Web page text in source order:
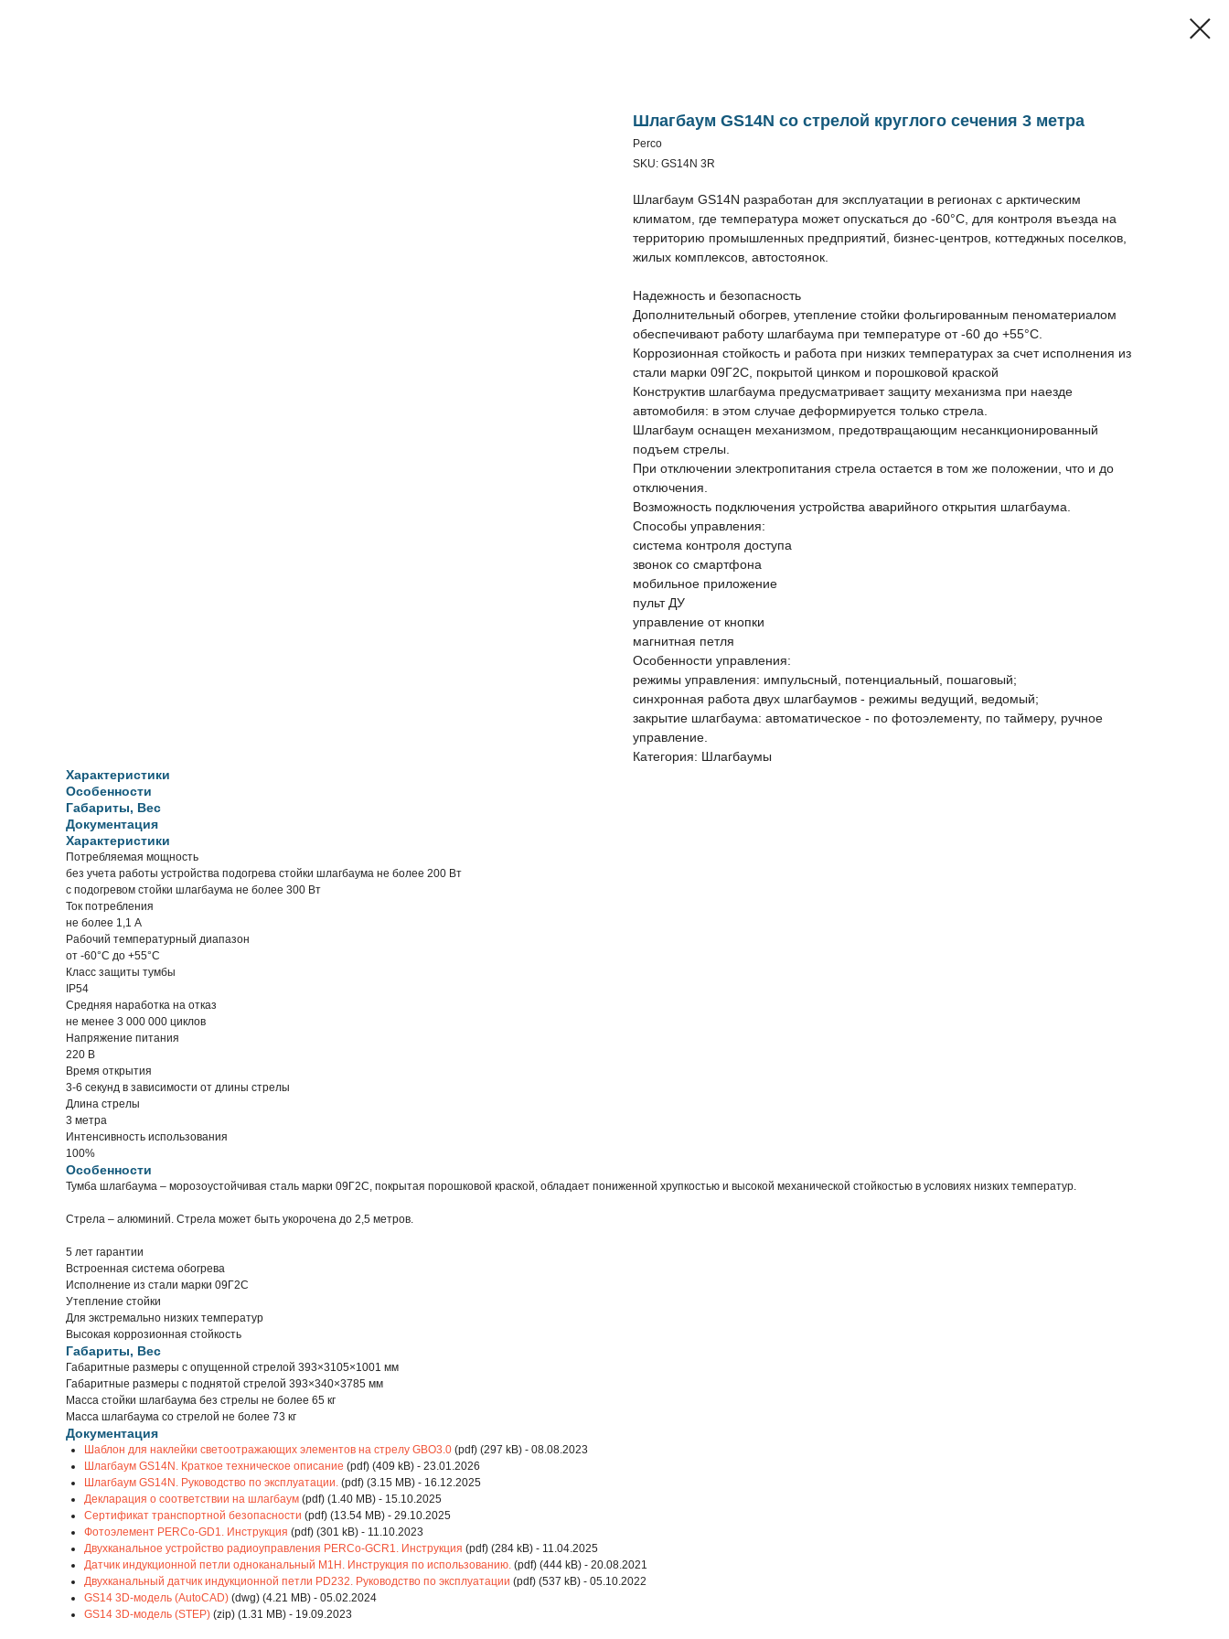
Шлагбаум GS14N со стрелой круглого сечения 3 метра
Perco
SKU: GS14N 3R
Шлагбаум GS14N разработан для эксплуатации в регионах с арктическим
климатом, где температура может опускаться до -60°С, для контроля въезда на
территорию промышленных предприятий, бизнес-центров, коттеджных поселков,
жилых комплексов, автостоянок.
Надежность и безопасность
Дополнительный обогрев, утепление стойки фольгированным пеноматериалом
обеспечивают работу шлагбаума при температуре от -60 до +55°C.
Коррозионная стойкость и работа при низких температурах за счет исполнения из
стали марки 09Г2С, покрытой цинком и порошковой краской
Конструктив шлагбаума предусматривает защиту механизма при наезде
автомобиля: в этом случае деформируется только стрела.
Шлагбаум оснащен механизмом, предотвращающим несанкционированный
подъем стрелы.
При отключении электропитания стрела остается в том же положении, что и до
отключения.
Возможность подключения устройства аварийного открытия шлагбаума.
Способы управления:
система контроля доступа
звонок со смартфона
мобильное приложение
пульт ДУ
управление от кнопки
магнитная петля
Особенности управления:
режимы управления: импульсный, потенциальный, пошаговый;
синхронная работа двух шлагбаумов - режимы ведущий, ведомый;
закрытие шлагбаума: автоматическое - по фотоэлементу, по таймеру, ручное
управление.
Категория: Шлагбаумы
Характеристики
Особенности
Габариты, Вес
Документация
Характеристики
Потребляемая мощность
без учета работы устройства подогрева стойки шлагбаума не более 200 Вт
с подогревом стойки шлагбаума не более 300 Вт
Ток потребления
не более 1,1 A
Рабочий температурный диапазон
от -60°C до +55°C
Класс защиты тумбы
IP54
Средняя наработка на отказ
не менее 3 000 000 циклов
Напряжение питания
220 В
Время открытия
3-6 секунд в зависимости от длины стрелы
Длина стрелы
3 метра
Интенсивность использования
100%
Особенности
Тумба шлагбаума – морозоустойчивая сталь марки 09Г2С, покрытая порошковой краской, обладает пониженной хрупкостью и высокой механической стойкостью в условиях низких температур.
Стрела – алюминий. Стрела может быть укорочена до 2,5 метров.
5 лет гарантии
Встроенная система обогрева
Исполнение из стали марки 09Г2С
Утепление стойки
Для экстремально низких температур
Высокая коррозионная стойкость
Габариты, Вес
Габаритные размеры с опущенной стрелой 393×3105×1001 мм
Габаритные размеры с поднятой стрелой 393×340×3785 мм
Масса стойки шлагбаума без стрелы не более 65 кг
Масса шлагбаума со стрелой не более 73 кг
Документация
Шаблон для наклейки светоотражающих элементов на стрелу GBO3.0 (pdf) (297 kB) - 08.08.2023
Шлагбаум GS14N. Краткое техническое описание (pdf) (409 kB) - 23.01.2026
Шлагбаум GS14N. Руководство по эксплуатации. (pdf) (3.15 MB) - 16.12.2025
Декларация о соответствии на шлагбаум (pdf) (1.40 MB) - 15.10.2025
Сертификат транспортной безопасности (pdf) (13.54 MB) - 29.10.2025
Фотоэлемент PERCo-GD1. Инструкция (pdf) (301 kB) - 11.10.2023
Двухканальное устройство радиоуправления PERCo-GCR1. Инструкция (pdf) (284 kB) - 11.04.2025
Датчик индукционной петли одноканальный М1Н. Инструкция по использованию. (pdf) (444 kB) - 20.08.2021
Двухканальный датчик индукционной петли PD232. Руководство по эксплуатации (pdf) (537 kB) - 05.10.2022
GS14 3D-модель (AutoCAD) (dwg) (4.21 MB) - 05.02.2024
GS14 3D-модель (STEP) (zip) (1.31 MB) - 19.09.2023